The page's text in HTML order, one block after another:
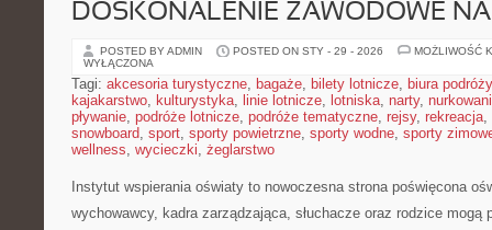
DOSKONALENIE ZAWODOWE
POSTED BY ADMIN POSTED ON STY - 29 - 2026
MOŻLIWOŚĆ
WYŁĄCZONA
Tagi: akcesoria turystyczne, bagaże, bilety lotnicze, biura podróży
kajakarstwo, kulturystyka, linie lotnicze, lotniska, narty,
pływanie, podróże lotnicze, podróże tematyczne, rejsy, rekreacja,
snowboard, sport, sporty powietrzne, sporty wodne, sporty
wellness, wycieczki, żeglarstwo
Instytut wspierania oświaty to nowoczesna strona poświęcona
wychowawcy, kadra zarządzająca, słuchacze oraz rodzice